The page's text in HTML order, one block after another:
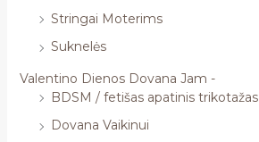
Stringai Moterims
Suknelės
Valentino Dienos Dovana Jam -
BDSM / fetišas apatinis trikotažas
Dovana Vaikinui